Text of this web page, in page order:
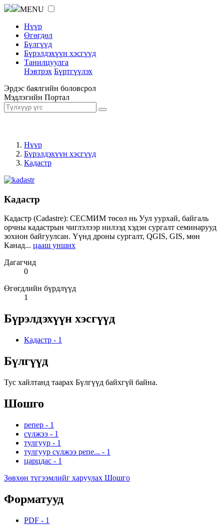
MENU
Нүүр
Өгөгдөл
Бүлгүүд
Бүрэлдэхүүн хэсгүүд
Танилцуулга
Нэвтрэх Бүртгүүлэх
Эрдэс баялгийн боловсрол
Мэдлэгийн Портал
Нүүр
Бүрэлдэхүүн хэсгүүд
Кадастр
Кадастр
Кадастр (Cadastre): СЕСМИМ төсөл нь Уул уурхай, байгаль
орчны кадастрын чиглэлээр нилээд хэдэн сургалт семинарууд
зохион байгуулсан. Үүнд дроны сургалт, QGIS, GIS, мөн
Канад... цааш унших
Дагагчид
0
Өгөгдлийн бүрдлүүд
1
Бүрэлдэхүүн хэсгүүд
Кадастр - 1
Бүлгүүд
Тус хайлтанд таарах Бүлгүүд байхгүй байна.
Шошго
репер - 1
сүлжээ - 1
тулгуур - 1
тулгуур сүлжээ репе... - 1
царцдас - 1
Зөвхөн түгээмлийг харуулах Шошго
Форматууд
PDF - 1